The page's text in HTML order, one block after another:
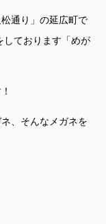
通り」の延広町で
しております「めが
、そんなメガネを